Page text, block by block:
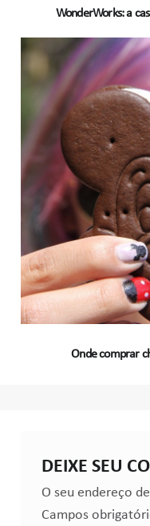
WonderWorks: a
Onde comprar
DEIXE SEU
O seu endereço
Campos